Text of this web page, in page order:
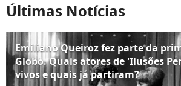
Últimas Notícias
Emiliano Queiroz fez parte da
Globo. Quais atores de 'Ilusões
vivos e quais já partiram?